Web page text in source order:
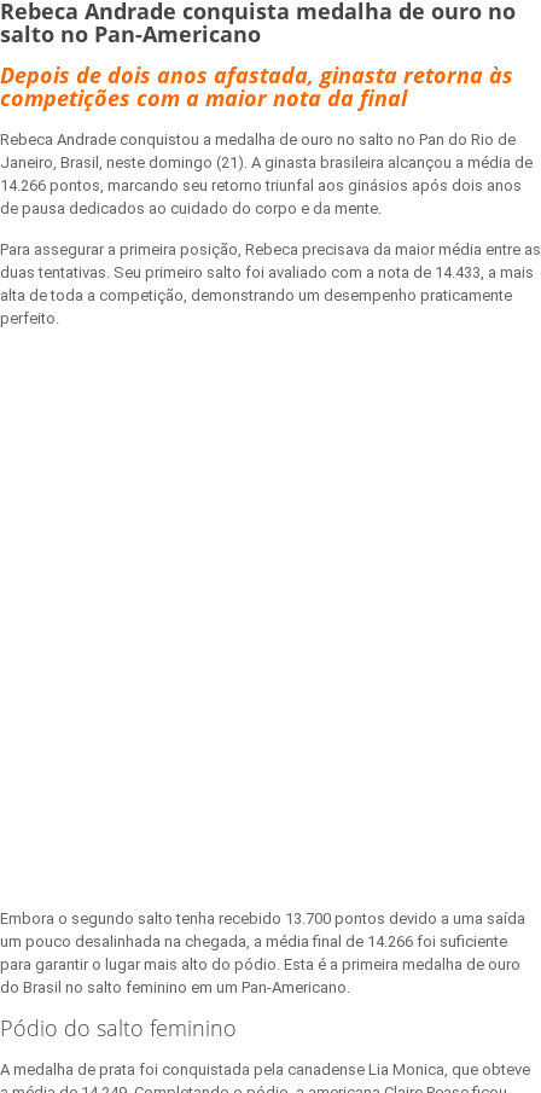
Rebeca Andrade conquista medalha de ouro no
salto no Pan-Americano
Depois de dois anos afastada, ginasta retorna às
competições com a maior nota da final
Rebeca Andrade conquistou a medalha de ouro no salto no Pan do Rio de
Janeiro, Brasil, neste domingo (21). A ginasta brasileira alcançou a média de
14.266 pontos, marcando seu retorno triunfal aos ginásios após dois anos
de pausa dedicados ao cuidado do corpo e da mente.
Para assegurar a primeira posição, Rebeca precisava da maior média entre as
duas tentativas. Seu primeiro salto foi avaliado com a nota de 14.433, a mais
alta de toda a competição, demonstrando um desempenho praticamente
perfeito.
Embora o segundo salto tenha recebido 13.700 pontos devido a uma saída
um pouco desalinhada na chegada, a média final de 14.266 foi suficiente
para garantir o lugar mais alto do pódio. Esta é a primeira medalha de ouro
do Brasil no salto feminino em um Pan-Americano.
Pódio do salto feminino
A medalha de prata foi conquistada pela canadense Lia Monica, que obteve